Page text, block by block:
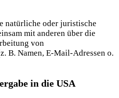
natürliche oder juristische
mit anderen über die
von
B. Namen, E-Mail-Adressen o.
in die USA